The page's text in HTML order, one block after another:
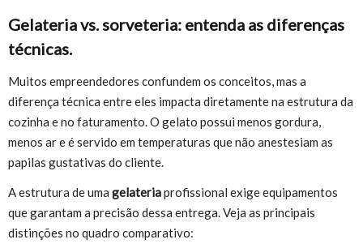
Gelateria vs. sorveteria: entenda as diferenças
técnicas.
Muitos empreendedores confundem os conceitos, mas a
diferença técnica entre eles impacta diretamente na estrutura da
cozinha e no faturamento. O gelato possui menos gordura,
menos ar e é servido em temperaturas que não anestesiam as
papilas gustativas do cliente.
A estrutura de uma gelateriaprofissional exige equipamentos
que garantam a precisão dessa entrega. Veja as principais
distinções no quadro comparativo: